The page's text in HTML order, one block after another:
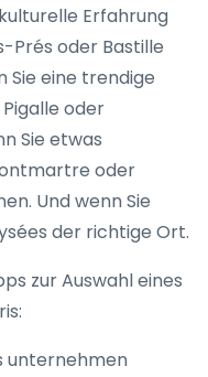
Erfahrung
Prés oder Bastille
Sie eine trendige
oder
Sie etwas
oder
Und wenn Sie
der richtige Ort.
zur Auswahl eines
unternehmen